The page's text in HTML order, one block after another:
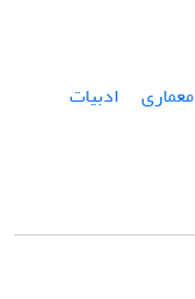
معماری
ادبیات